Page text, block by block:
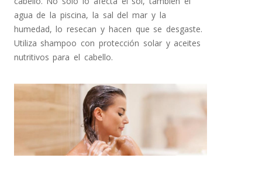
agua de la piscina, la sal del mar y la
humedad, lo resecan y hacen que se desgaste.
Utiliza shampoo con protección solar y aceites
nutritivos para el cabello.